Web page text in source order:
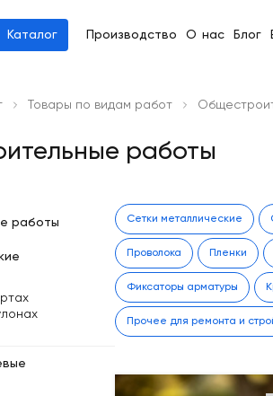
Каталог Производство О нас Блог
Товары по видам работ
работы
работы Сетки металлические
Проволока Пленки
Фиксаторы арматуры
Прочее для ремонта и